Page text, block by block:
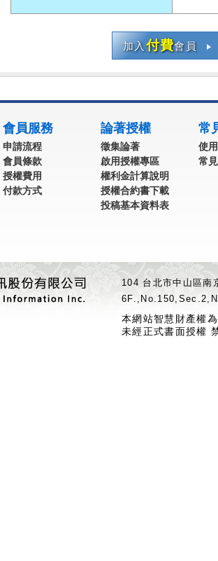
加入付費會員
會員服務
申請流程
會員條款
授權費用
付款方式
論著授權
徵集論著
啟用授權專區
權利金計算說明
授權合約書下載
投稿基本資料表
常
使
常
104 台北市中山區
本網站智慧財產權
未經正式書面授權